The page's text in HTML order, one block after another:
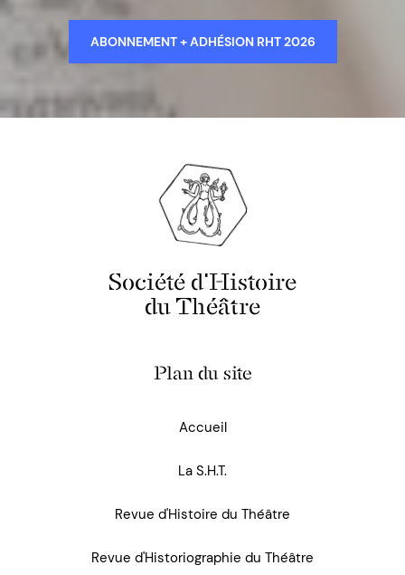
ABONNEMENT + ADHÉSION RHT 2026
Société d'Histoire
du Théâtre
Plan du site
Accueil
La S.H.T.
Revue d'Histoire du Théâtre
Revue d'Historiographie du Théâtre